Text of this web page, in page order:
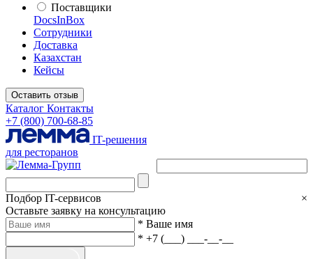
Поставщики
DocsInBox
Сотрудники
Доставка
Казахстан
Кейсы
Оставить отзыв
Каталог Контакты
+7 (800) 700-68-85
IT-решения
для ресторанов
Подбор IT-сервисов
×
Оставьте заявку на консультацию
* Ваше имя
* +7 (___) ___-__-__